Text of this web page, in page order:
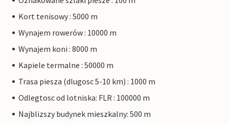
Kort tenisowy : 5000 m
Wynajem rowerów : 10000 m
Wynajem koni : 8000 m
Kapiele termalne : 50000 m
Trasa piesza (dlugosc 5-10 km) : 1000 m
Odlegtosc od lotniska: FLR : 100000 m
Najblizszy budynek mieszkalny: 500 m